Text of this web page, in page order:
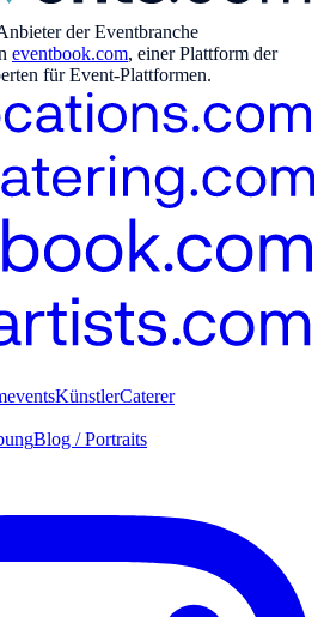
der Eventbranche
eventbook.com, einer Plattform der
für Event-Plattformen.
KünstlerCaterer
Blog / Portraits